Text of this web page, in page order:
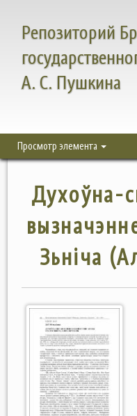
Репозиторий
А. С. Пушкина
Просмотр элемента
Духоўна-
Зьніча